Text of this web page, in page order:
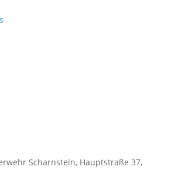
Scharnstein, Hauptstraße 37,